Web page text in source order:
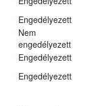
Engedélyezett
Nem
engedélyezett
Engedélyezett
Engedélyezett